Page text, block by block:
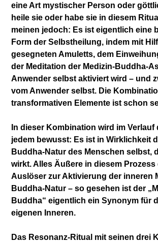
eine Art mystischer Person oder
heile sie oder habe sie in diesem
meinen jedoch: Es ist eigentlich eine
Form der Selbstheilung, indem mit
gesegneten Amuletts, dem
der Meditation der Medizin-Buddha-
Anwender selbst aktiviert wird – und
vom Anwender selbst. Die
transformativen Elemente ist schon
In dieser Kombination wird im Verlauf
jedem bewusst: Es ist in Wirklichkeit
Buddha-Natur des Menschen selbst,
wirkt. Alles Äußere in diesem
Auslöser zur Aktivierung der inneren
Buddha-Natur – so gesehen ist der
Buddha“ eigentlich ein Synonym für
eigenen Inneren.
Das Resonanz-Ritual mit seinen drei